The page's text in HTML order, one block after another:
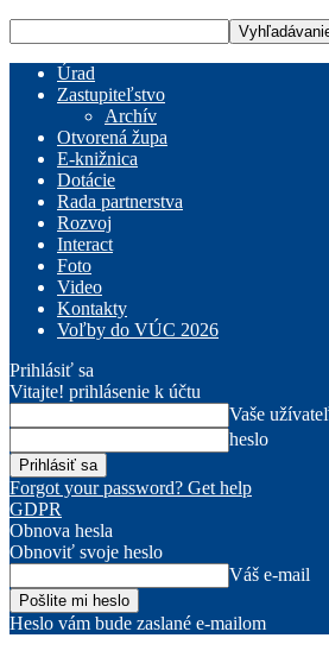
Úrad
Zastupiteľstvo
Archív
Otvorená župa
E-knižnica
Dotácie
Rada partnerstva
Rozvoj
Interact
Foto
Video
Kontakty
Voľby do VÚC 2026
Prihlásiť sa
Vitajte! prihlásenie k účtu
Vaše
heslo
Forgot your password? Get help
GDPR
Obnova hesla
Obnoviť svoje heslo
Váš e-mail
Heslo vám bude zaslané e-mailom